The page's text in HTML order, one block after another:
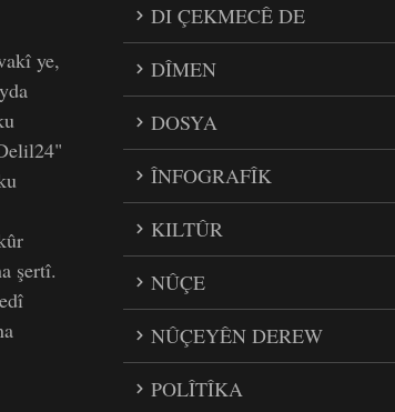
ye,
şertî.
DI ÇEKMECÊ DE
DÎMEN
DOSYA
ÎNFOGRAFÎK
KILTÛR
NÛÇE
NÛÇEYÊN DEREW
POLÎTÎKA